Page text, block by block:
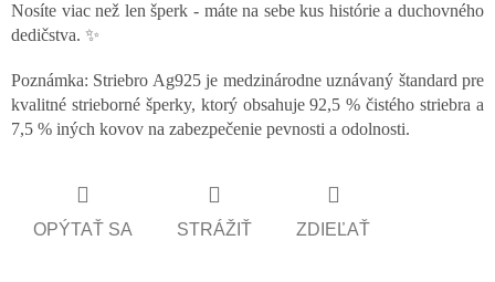
Nosíte viac než len šperk - máte na sebe kus histórie a duchovného
dedičstva. ✨
Poznámka: Striebro Ag925 je medzinárodne uznávaný štandard pre
kvalitné strieborné šperky, ktorý obsahuje 92,5 % čistého striebra a
7,5 % iných kovov na zabezpečenie pevnosti a odolnosti.
OPÝTAŤ SA STRÁŽIŤ ZDIEĽAŤ